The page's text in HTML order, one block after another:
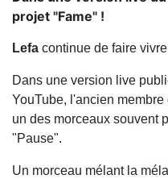
projet "Fame" !
Lefa continue de faire
Dans une version live
YouTube, l'ancien
un des morceaux souvent
"Pause".
Un morceau mélant la